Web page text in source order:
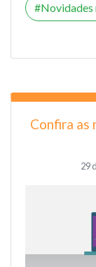
Confira as
29